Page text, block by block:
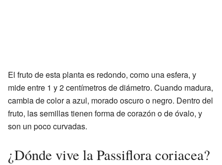
El fruto de esta planta es redondo, como una esfera, y
mide entre 1 y 2 centímetros de diámetro. Cuando madura,
cambia de color a azul, morado oscuro o negro. Dentro del
fruto, las semillas tienen forma de corazón o de óvalo, y
son un poco curvadas.
¿Dónde vive la Passiflora coriacea?